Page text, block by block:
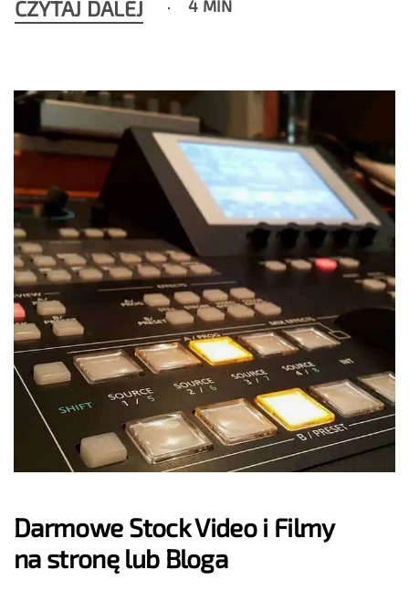
CZYTAJ DALEJ 4 MIN
Darmowe Stock Video i Filmy
na stronę lub Bloga